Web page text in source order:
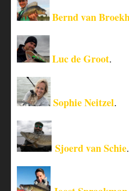
Bernd van
Luc de Groot.
Sophie Neitzel.
Sjoerd van Schie.